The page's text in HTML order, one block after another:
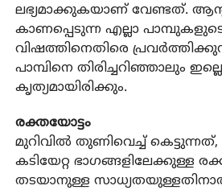
ലഭ്യമാക്കുകയാണ് വേണ്ടത്.
കാണപ്പെടുന്ന എല്ലാ
വിഷത്തിനെതിരെ
പാമ്പിനെ തിരിച്ചറിഞ്ഞാലും
കൃത്യമായിരിക്കും.
രക്തയോട്ടം
മുറിവിൽ തുണിവെച്ച് കെട്ടുന്നത്,
കടിയേറ്റ ഭാഗങ്ങളിലേക്കുള്ള
തടയാനുള്ള